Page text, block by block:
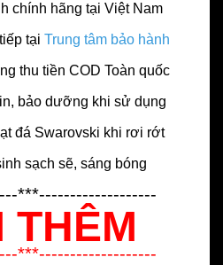
chính hãng tại Việt Nam
tại Trung tâm bảo hành
thu tiền COD Toàn quốc
bảo dưỡng khi sử dụng
đá Swarovski khi rơi rớt
sạch sẽ, sáng bóng
***-------------------
THÊM
***-------------------